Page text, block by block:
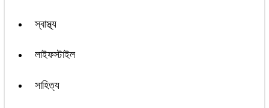
স্বাস্থ্য
লাইফস্টাইল
সাহিত্য